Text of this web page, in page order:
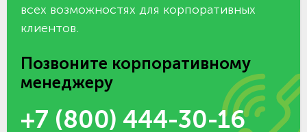
всех возможностях для корпоративных
клиентов.
Позвоните корпоративному
менеджеру
+7 (800) 444-30-16